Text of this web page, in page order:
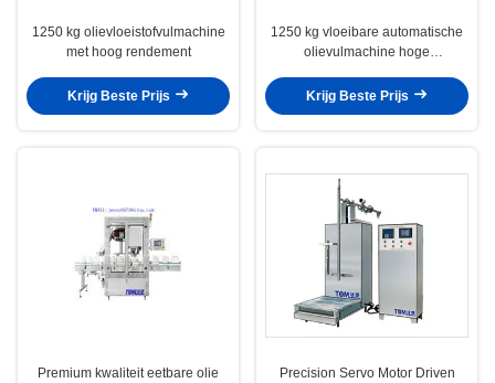
1250 kg olievloeistofvulmachine
met hoog rendement
Krijg Beste Prijs
1250 kg vloeibare automatische
olievulmachine hoge
Krijg Beste Prijs
Premium kwaliteit eetbare olie
Precision Servo Motor Driven